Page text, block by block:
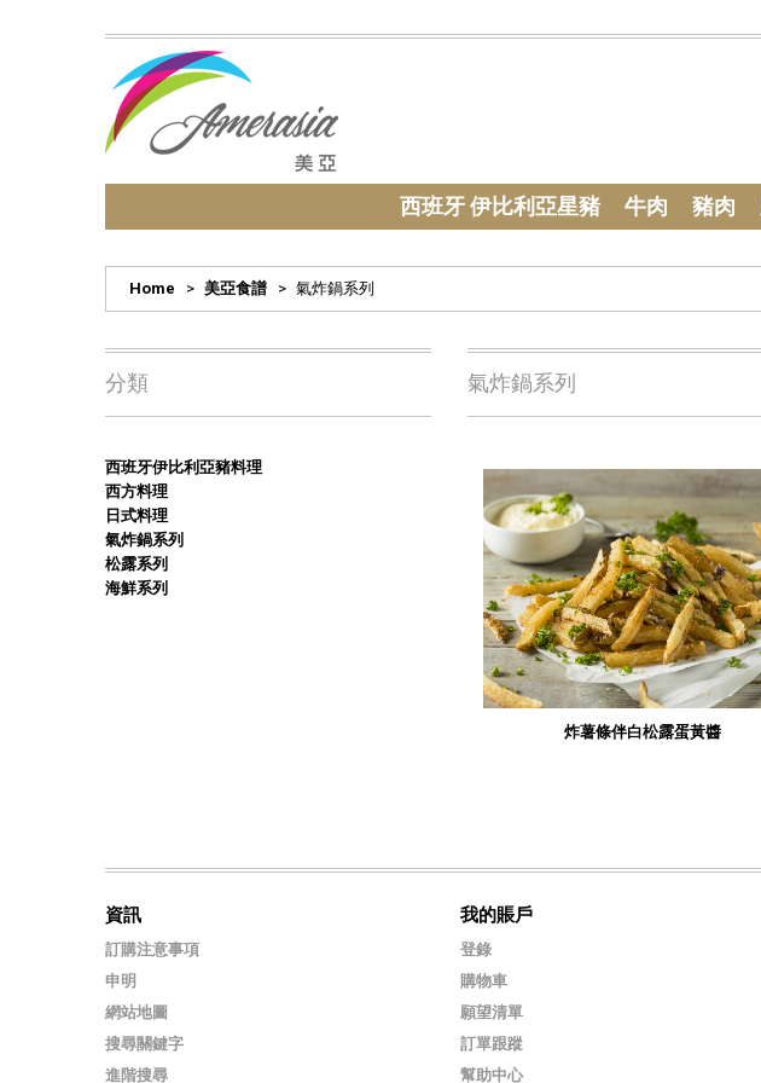
西班牙 伊比利亞星豬 牛肉 豬肉
Home > 美亞食譜 > 氣炸鍋系列
氣炸鍋系列
炸薯條伴白松露蛋黃醬
分類
西班牙伊比利亞豬料理
西方料理
日式料理
氣炸鍋系列
松露系列
海鮮系列
資訊
訂購注意事項
申明
網站地圖
搜尋關鍵字
進階搜尋
我的賬戶
登錄
購物車
願望清單
訂單跟蹤
幫助中心